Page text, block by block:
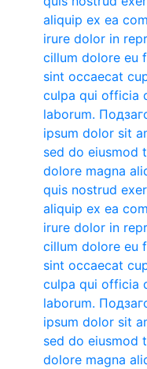
aliquip ex ea
irure dolor in
cillum dolore eu
sint occaecat
culpa qui officia
laborum.
ipsum dolor sit
sed do eiusmod
dolore magna
quis nostrud
aliquip ex ea
irure dolor in
cillum dolore eu
sint occaecat
culpa qui officia
laborum.
ipsum dolor sit
sed do eiusmod
dolore magna